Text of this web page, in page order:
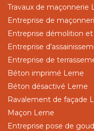
Travaux de maçonnerie
Entreprise de
Entreprise démolition
Entreprise
Entreprise de
Béton imprimé Lerne
Béton désactivé Lerne
Ravalement de façade
Maçon Lerne
Entreprise pose de